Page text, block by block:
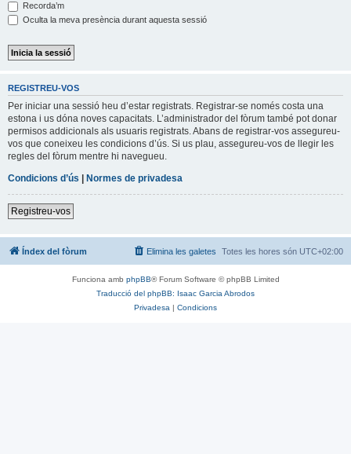
Recorda’m
Oculta la meva presència durant aquesta sessió
REGISTREU-VOS
Per iniciar una sessió heu d’estar registrats. Registrar-se només costa una
estona i us dóna noves capacitats. L’administrador del fòrum també pot donar
permisos addicionals als usuaris registrats. Abans de registrar-vos assegureu-
vos que coneixeu les condicions d’ús. Si us plau, assegureu-vos de llegir les
regles del fòrum mentre hi navegueu.
Condicions d’ús | Normes de privadesa
Registreu-vos
Índex del fòrum Totes les hores són UTC+02:00
Elimina les galetes
Funciona amb phpBB® Forum Software © phpBB Limited
Traducció del phpBB: Isaac Garcia Abrodos
Privadesa | Condicions